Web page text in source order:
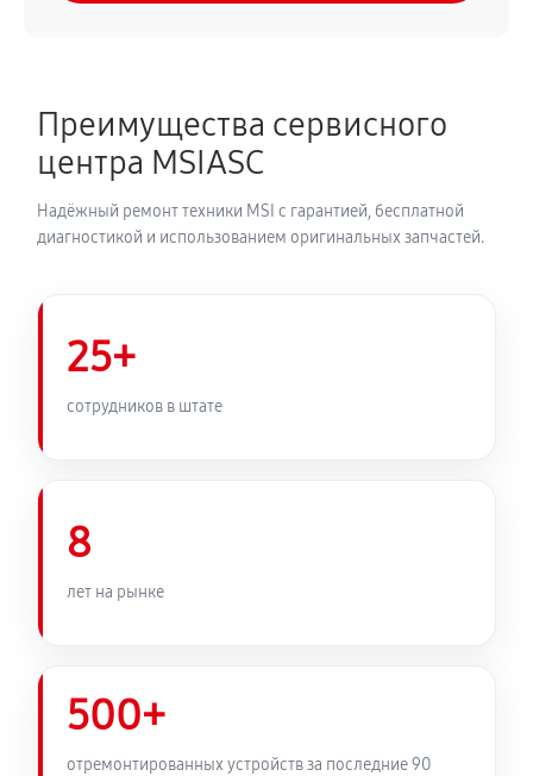
Преимущества сервисного
центра MSIASC
Надёжный ремонт техники MSI с гарантией, бесплатной
диагностикой и использованием оригинальных запчастей.
25+
сотрудников в штате
8
лет на рынке
500+
отремонтированных устройств за последние 90